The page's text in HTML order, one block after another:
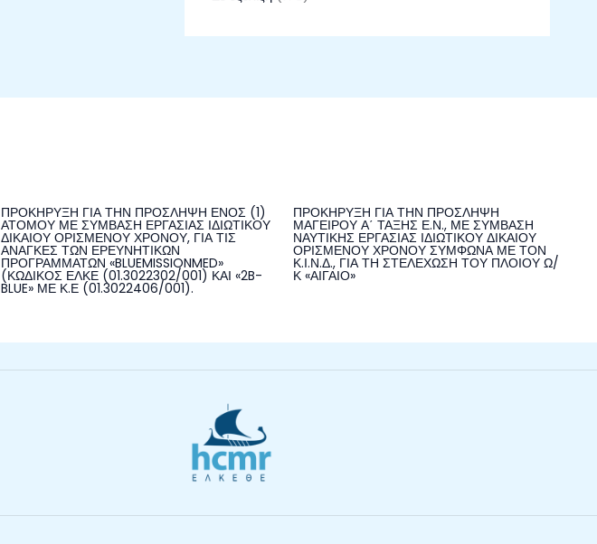
ΠΡΟΚΗΡΥΞΗ ΓΙΑ ΤΗΝ ΠΡΟΣΛΗΨΗ ΕΝΟΣ (1)
ΑΤΟΜΟΥ ΜΕ ΣΥΜΒΑΣΗ ΕΡΓΑΣΙΑΣ ΙΔΙΩΤΙΚΟΥ
ΔΙΚΑΙΟΥ ΟΡΙΣΜΕΝΟΥ ΧΡΟΝΟΥ, ΓΙΑ ΤΙΣ
ΑΝΑΓΚΕΣ ΤΩΝ ΕΡΕΥΝΗΤΙΚΩΝ
ΠΡΟΓΡΑΜΜΑΤΩΝ «BLUEMISSIONMED»
(ΚΩΔΙΚΟΣ ΕΛΚΕ (01.3022302/001) ΚΑΙ «2B-
BLUE» ΜΕ Κ.Ε (01.3022406/001).
ΠΡΟΚΗΡΥΞΗ ΓΙΑ ΤΗΝ ΠΡΟΣΛΗΨΗ
ΜΑΓΕΙΡΟΥ Α΄ ΤΑΞΗΣ Ε.Ν., ΜΕ ΣΥΜΒΑΣΗ
ΝΑΥΤΙΚΗΣ ΕΡΓΑΣΙΑΣ ΙΔΙΩΤΙΚΟΥ ΔΙΚΑΙΟΥ
ΟΡΙΣΜΕΝΟΥ ΧΡΟΝΟΥ ΣΥΜΦΩΝΑ ΜΕ ΤΟΝ
Κ.Ι.Ν.Δ., ΓΙΑ ΤΗ ΣΤΕΛΕΧΩΣΗ ΤΟΥ ΠΛΟΙΟΥ Ω/
Κ «ΑΙΓΑΙΟ»